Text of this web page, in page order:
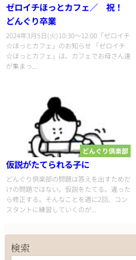
ゼロイチほっとカフェ／ 祝！
どんぐり卒業
2024年3月5日(火)10:30〜12:00「ゼロイチ
☆ほっとカフェ」のお知らせ 「ゼロイチ
☆ほっとカフェ」は、カフェでお母さん達
が集まっ...
どんぐり倶楽部
仮説がたてられる子に
どんぐり倶楽部の問題は答えを出すためだ
けの問題ではない。仮説をたてる。違った
ら修正する。そんなことを週に2回、コン
スタントに練習していくのが...
検索